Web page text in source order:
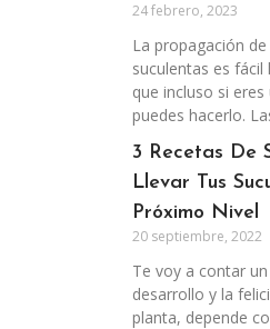
24 febrero, 2023
La propagación
suculentas es
que incluso si
puedes hacerlo.
3 Recetas De
Llevar Tus
Próximo Nivel
20 septiembre, 2022
Te voy a contar
desarrollo y la
planta, depende